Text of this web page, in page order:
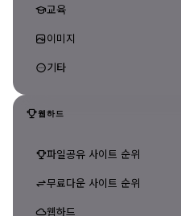
교육
이미지
기타
웹하드
파일공유 사이트 순위
무료다운 사이트 순위
웹하드